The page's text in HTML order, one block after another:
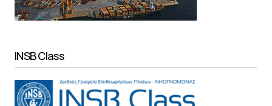
INSB Class